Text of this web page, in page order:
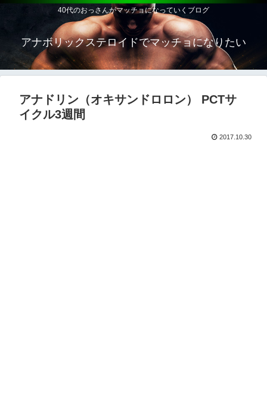
40代のおっさんがマッチョになっていくブログ
アナボリックステロイドでマッチョになりたい
アナドリン（オキサンドロロン） PCTサ
イクル3週間
2017.10.30